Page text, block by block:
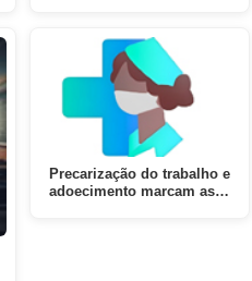
Precarização do trabalho e
adoecimento marcam as…